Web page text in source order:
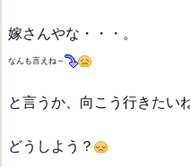
嫁さんやな・・・。
なんも言えね～
と言うか、向こう行きたい
どうしよう？